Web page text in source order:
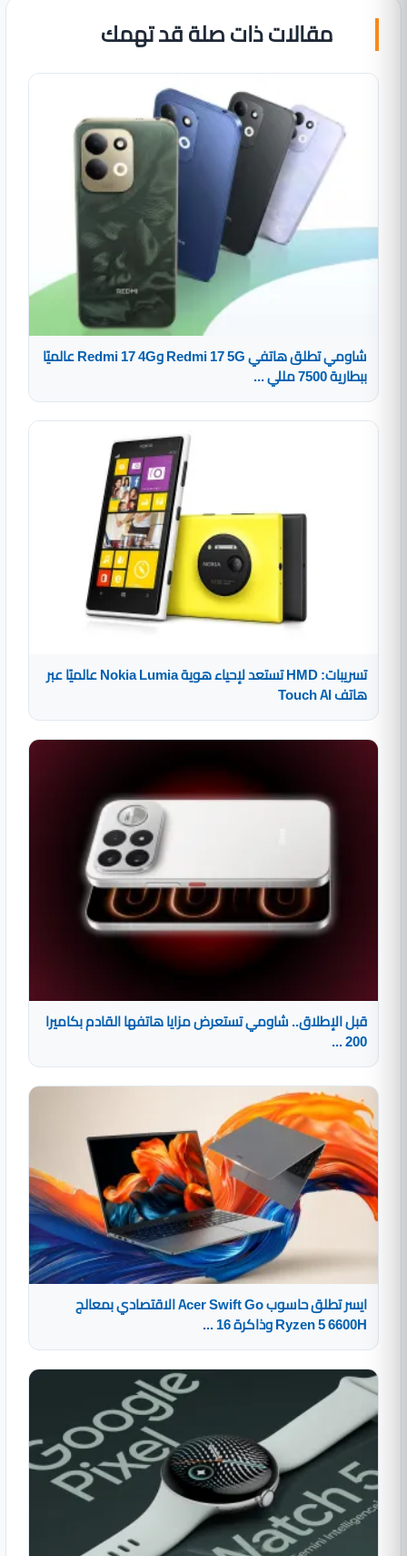
مقالات ذات صلة قد تهمك
شاومي تطلق هاتفي Redmi 17 5G وRedmi 17 4G عالميًا
ببطارية 7500 مللي ...
تسريبات: HMD تستعد لإحياء هوية Nokia Lumia عالميًا عبر
هاتف Touch AI
قبل الإطلاق.. شاومي تستعرض مزايا هاتفها القادم بكاميرا
200 ...
ايسر تطلق حاسوب Acer Swift Go الاقتصادي بمعالج
Ryzen 5 6600H وذاكرة 16 ...